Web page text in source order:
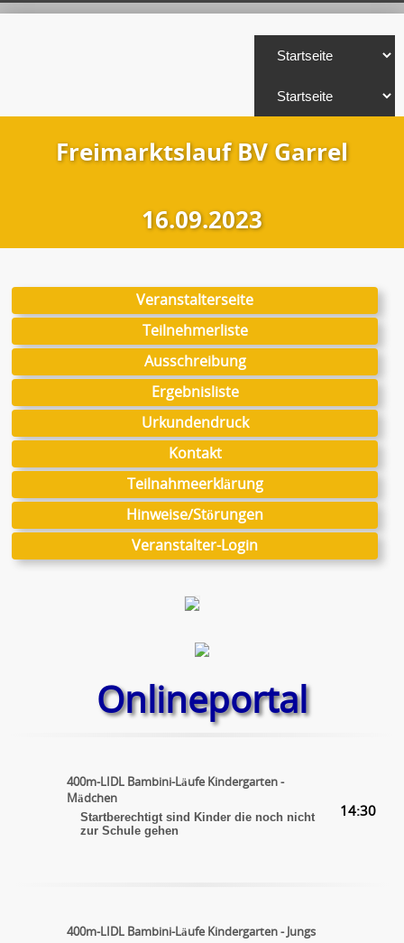
Freimarktslauf BV Garrel
16.09.2023
Veranstalterseite
Teilnehmerliste
Ausschreibung
Ergebnisliste
Urkundendruck
Kontakt
Teilnahmeerklärung
Hinweise/Störungen
Veranstalter-Login
Onlineportal
400m-LIDL Bambini-Läufe Kindergarten -
Mädchen
Startberechtigt sind Kinder die noch nicht
zur Schule gehen
14:30
400m-LIDL Bambini-Läufe Kindergarten - Jungs